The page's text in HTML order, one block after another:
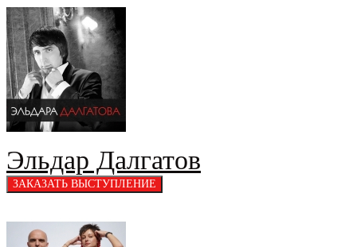
Эльдар Далгатов